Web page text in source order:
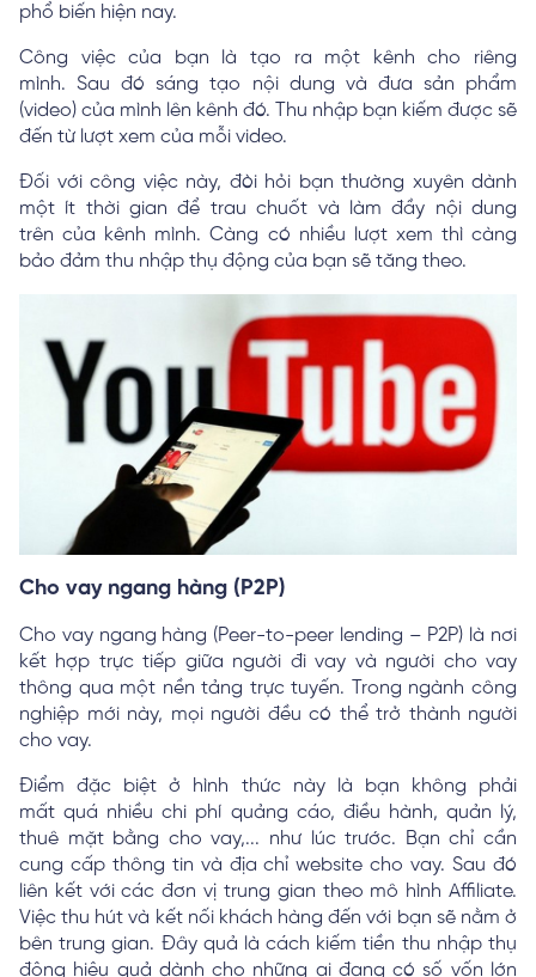
phổ biến hiện nay.
Công việc của bạn là tạo ra một kênh cho riêng
mình. Sau đó sáng tạo nội dung và đưa sản phẩm
(video) của mình lên kênh đó. Thu nhập bạn kiếm được sẽ
đến từ lượt xem của mỗi video.
Đối với công việc này, đòi hỏi bạn thường xuyên dành
một ít thời gian để trau chuốt và làm đầy nội dung
trên của kênh mình. Càng có nhiều lượt xem thì càng
bảo đảm thu nhập thụ động của bạn sẽ tăng theo.
Cho vay ngang hàng (P2P)
Cho vay ngang hàng (Peer-to-peer lending – P2P) là nơi
kết hợp trực tiếp giữa người đi vay và người cho vay
thông qua một nền tảng trực tuyến. Trong ngành công
nghiệp mới này, mọi người đều có thể trở thành người
cho vay.
Điểm đặc biệt ở hình thức này là bạn không phải
mất quá nhiều chi phí quảng cáo, điều hành, quản lý,
thuê mặt bằng cho vay,... như lúc trước. Bạn chỉ cần
cung cấp thông tin và địa chỉ website cho vay. Sau đó
liên kết với các đơn vị trung gian theo mô hình Affiliate.
Việc thu hút và kết nối khách hàng đến với bạn sẽ nằm ở
bên trung gian. Đây quả là cách kiếm tiền thu nhập thụ
động hiệu quả dành cho những ai đang có số vốn lớn